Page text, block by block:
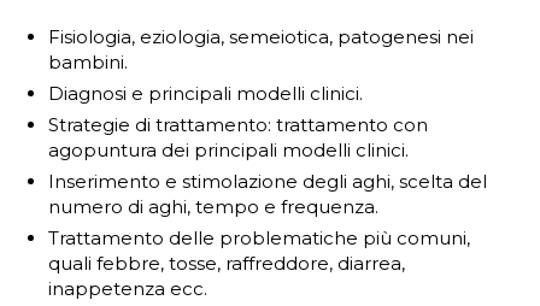
Fisiologia, eziologia, semeiotica, patogenesi nei
bambini.
Diagnosi e principali modelli clinici.
Strategie di trattamento: trattamento con
agopuntura dei principali modelli clinici.
Inserimento e stimolazione degli aghi, scelta del
numero di aghi, tempo e frequenza.
Trattamento delle problematiche più comuni,
quali febbre, tosse, raffreddore, diarrea,
inappetenza ecc.